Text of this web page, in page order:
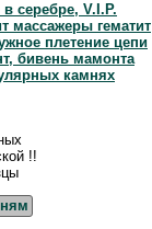
серебре, V.I.P.
массажеры гематит
плетение цепи
бивень мамонта
камнях
!!